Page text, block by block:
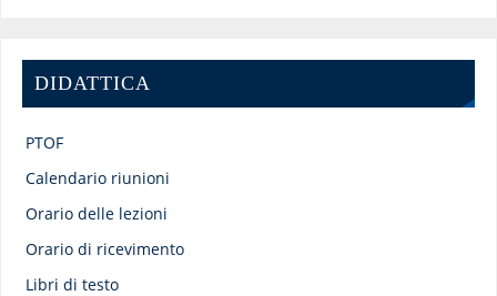
DIDATTICA
PTOF
Calendario riunioni
Orario delle lezioni
Orario di ricevimento
Libri di testo